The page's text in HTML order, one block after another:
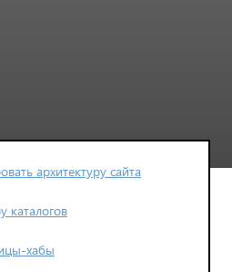
архитектуру сайта
каталогов
хабы